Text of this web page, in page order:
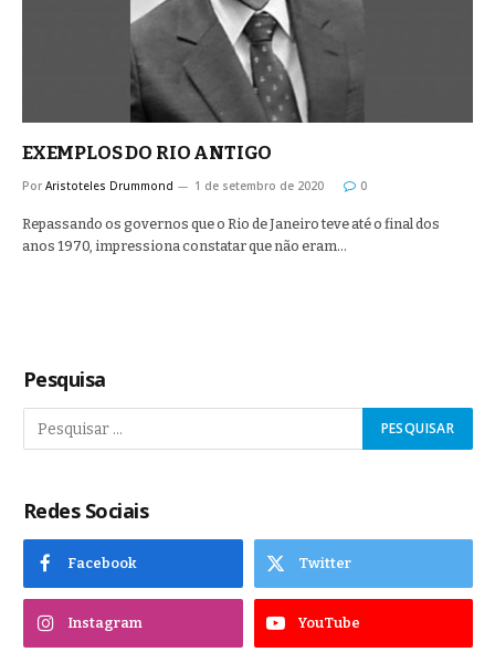
EXEMPLOS DO RIO ANTIGO
Por Aristoteles Drummond 1 de setembro de 2020 0
Repassando os governos que o Rio de Janeiro teve até o final dos
anos 1970, impressiona constatar que não eram…
Pesquisa
Redes Sociais
Facebook Twitter
Instagram YouTube